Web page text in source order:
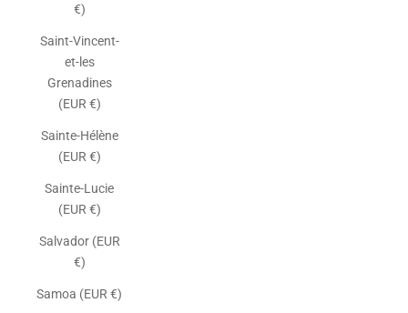
€)
Saint-Vincent-
et-les
Grenadines
(EUR €)
Sainte-Hélène
(EUR €)
Sainte-Lucie
(EUR €)
Salvador (EUR
€)
Samoa (EUR €)